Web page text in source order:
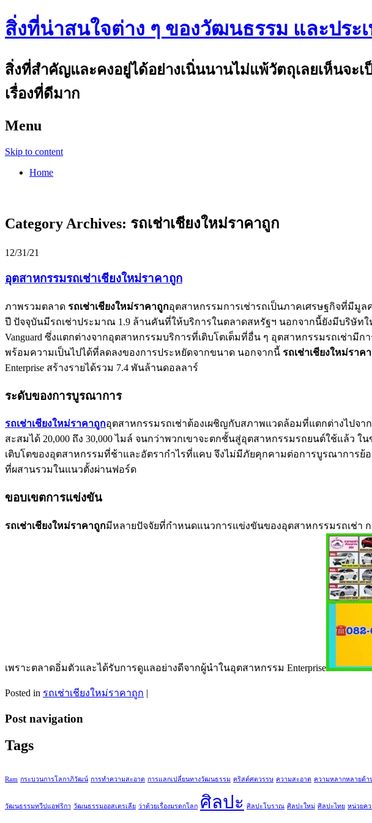
สิ่งที่น่าสนใจต่าง ๆ ของวัฒนธรรม และปร
สิ่งที่สำคัญและคงอยู่ได้อย่างเนิ่นนานไม่แพ้วัตถุเลยเห็นจ
เรื่องที่ดีมาก
Menu
Skip to content
Home
Category Archives: รถเช่าเชียงใหม่ราคาถูก
12/31/21
อุตสาหกรรมรถเช่าเชียงใหม่ราคาถูก
ภาพรวมตลาด รถเช่าเชียงใหม่ราคาถูกอุตสาหกรรมการเช่ารถเป็นภาคเศรษฐกิจที่มีมู
ปี ปัจจุบันมีรถเช่าประมาณ 1.9 ล้านคันที่ให้บริการในตลาดสหรัฐฯ นอกจากนี้ยังมีบริษัทใ
Vanguard ซึ่งแตกต่างจากอุตสาหกรรมบริการที่เติบโตเต็มที่อื่น ๆ อุตสาหกรรมรถเช่า
พร้อมความเป็นไปได้ที่ลดลงของการประหยัดจากขนาด นอกจากนี้ รถเช่าเชียงใหม่ราค
Enterprise สร้างรายได้รวม 7.4 พันล้านดอลลาร์
ระดับของการบูรณาการ
รถเช่าเชียงใหม่ราคาถูกอุตสาหกรรมรถเช่าต้องเผชิญกับสภาพแวดล้อมที่แตกต่างไปจาก
สะสมได้ 20,000 ถึง 30,000 ไมล์ จนกว่าพวกเขาจะตกชั้นสู่อุตสาหกรรมรถยนต์ใช้แล้ว ใ
เติบโตของอุตสาหกรรมที่ช้าและอัตรากำไรที่แคบ จึงไม่มีภัยคุกคามต่อการบูรณาการย้
ที่ผสานรวมในแนวตั้งผ่านฟอร์ด
ขอบเขตการแข่งขัน
รถเช่าเชียงใหม่ราคาถูกมีหลายปัจจัยที่กำหนดแนวการแข่งขันของอุตสาหกรรมรถเช่า
เพราะตลาดอิ่มตัวและได้รับการดูแลอย่างดีจากผู้นำในอุตสาหกรรม Enterprise
Posted in รถเช่าเชียงใหม่ราคาถูก |
Post navigation
Tags
Ram กระบวนการโลกาภิวัฒน์ การทำความสะอาด การแลกเปลี่ยนทางวัฒนธรรม คริสต์ศตวรรษ ความสะอาด ความหลากหลายด้
วัฒนธรรมทวีปแอฟริกา วัฒนธรรมออสเตรเลีย ว่าด้วยเรื่องมรดกโลก ศิลปะ ศิลปะโบราณ ศิลปะใหม่ ศิลปะไทย หน่วยคว